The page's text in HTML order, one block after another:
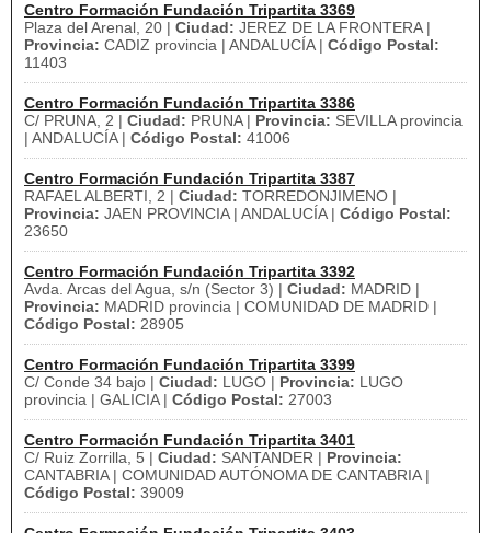
Centro Formación Fundación Tripartita 3369
Plaza del Arenal, 20 | Ciudad: JEREZ DE LA FRONTERA |
Provincia: CADIZ provincia | ANDALUCÍA | Código Postal:
11403
Centro Formación Fundación Tripartita 3386
C/ PRUNA, 2 | Ciudad: PRUNA | Provincia: SEVILLA provincia
| ANDALUCÍA | Código Postal: 41006
Centro Formación Fundación Tripartita 3387
RAFAEL ALBERTI, 2 | Ciudad: TORREDONJIMENO |
Provincia: JAEN PROVINCIA | ANDALUCÍA | Código Postal:
23650
Centro Formación Fundación Tripartita 3392
Avda. Arcas del Agua, s/n (Sector 3) | Ciudad: MADRID |
Provincia: MADRID provincia | COMUNIDAD DE MADRID |
Código Postal: 28905
Centro Formación Fundación Tripartita 3399
C/ Conde 34 bajo | Ciudad: LUGO | Provincia: LUGO
provincia | GALICIA | Código Postal: 27003
Centro Formación Fundación Tripartita 3401
C/ Ruiz Zorrilla, 5 | Ciudad: SANTANDER | Provincia:
CANTABRIA | COMUNIDAD AUTÓNOMA DE CANTABRIA |
Código Postal: 39009